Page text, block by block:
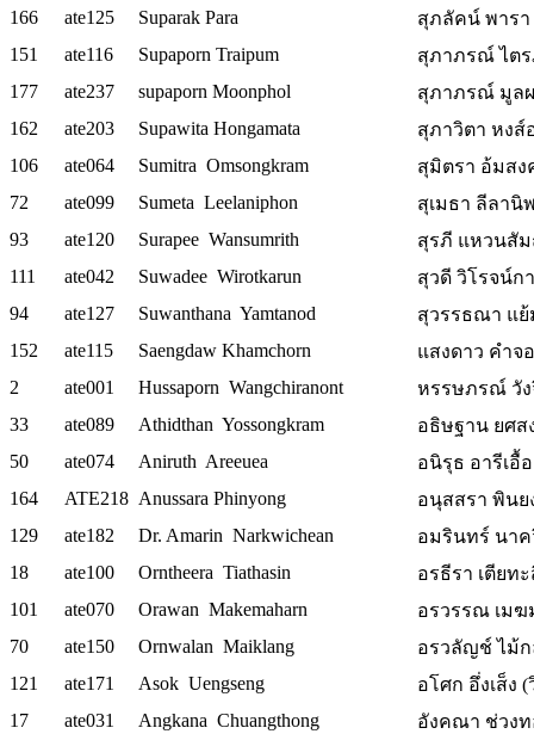
166
ate125 Suparak Para
สุภลัคน์ พารา
151
ate116 Supaporn Traipum
สุภาภรณ์ ไต
177
ate237 supaporn Moonphol
สุภาภรณ์ มูล
162
ate203 Supawita Hongamata
สุภาวิตา หง
106
ate064 Sumitra Omsongkram
สุมิตรา อ้มส
72
ate099 Sumeta Leelaniphon
สุเมธา ลีลานิ
93
ate120 Surapee Wansumrith
สุรภี แหวนสั
111
ate042 Suwadee Wirotkarun
สุวดี วิโรจน์ก
94
ate127 Suwanthana Yamtanod
สุวรรธณา แ
152
ate115 Saengdaw Khamchorn
แสงดาว คำจ
2
ate001 Hussaporn Wangchiranont
หรรษภรณ์ วั
33
ate089 Athidthan Yossongkram
อธิษฐาน ยศส
50
ate074 Aniruth Areeuea
อนิรุธ อารีเอื้อ
164
ATE218 Anussara Phinyong
อนุสสรา พินย
129
ate182 Dr. Amarin Narkwichean
อมรินทร์ นาค
18
ate100 Orntheera Tiathasin
อรธีรา เตียท
101
ate070 Orawan Makemaharn
อรวรรณ เม
70
ate150 Ornwalan Maiklang
อรวลัญช์ ไม้ก
121
ate171 Asok Uengseng
อโศก อึ่งเส็ง (
17
ate031 Angkana Chuangthong
อังคณา ช่วงท